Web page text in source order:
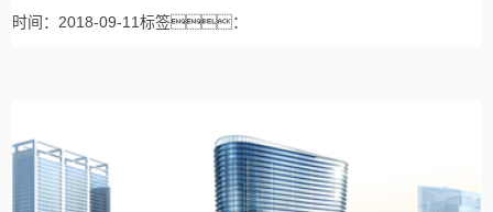
时间：2018-09-11标签：